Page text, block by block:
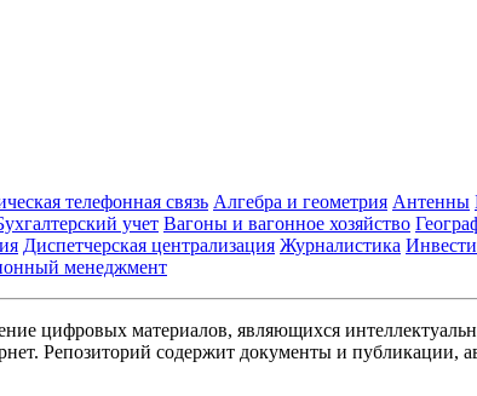
телефонная связь Алгебра и геометрия Антенны
учет Вагоны и вагонное хозяйство
Диспетчерская централизация Журналистика
менеджмент
цифровых материалов, являющихся
Репозиторий содержит документы и публикации,